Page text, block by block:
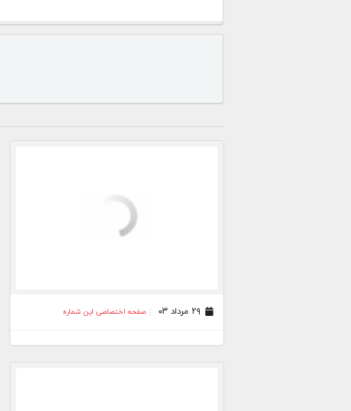
۲۹ مرداد ۰۳ صفحه اختصاصی این شماره